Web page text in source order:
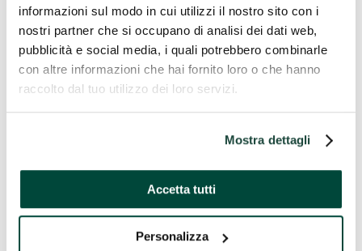
informazioni sul modo in cui utilizzi il nostro sito con i
nostri partner che si occupano di analisi dei dati web,
pubblicità e social media, i quali potrebbero combinarle
con altre informazioni che hai fornito loro o che hanno
raccolto dal tuo utilizzo dei loro servizi.
Mostra dettagli
Accetta tutti
Personalizza
DEFINITIVA
PAL ALTA UMBRIA 2014-2020 COD. 19.3.1.1
CULTURALE LOCALE ANNUALITÀ 2019″.
Maggiori Informazioni